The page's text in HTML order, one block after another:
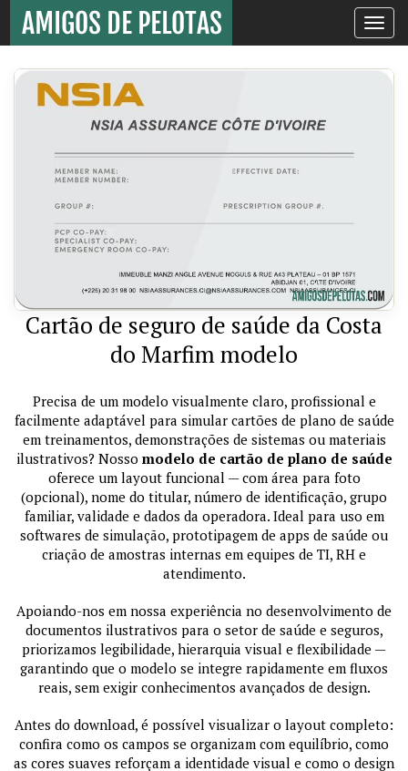
Toggle
Cartão de seguro de saúde da Costa
do Marfim modelo
Precisa de um modelo visualmente claro, profissional e
facilmente adaptável para simular cartões de plano de saúde
em treinamentos, demonstrações de sistemas ou materiais
ilustrativos? Nosso modelo de cartão de plano de saúde
oferece um layout funcional — com área para foto
(opcional), nome do titular, número de identificação, grupo
familiar, validade e dados da operadora. Ideal para uso em
softwares de simulação, prototipagem de apps de saúde ou
criação de amostras internas em equipes de TI, RH e
atendimento.
Apoiando-nos em nossa experiência no desenvolvimento de
documentos ilustrativos para o setor de saúde e seguros,
priorizamos legibilidade, hierarquia visual e flexibilidade —
garantindo que o modelo se integre rapidamente em fluxos
reais, sem exigir conhecimentos avançados de design.
Antes do download, é possível visualizar o layout completo:
confira como os campos se organizam com equilíbrio, como
as cores suaves reforçam a identidade visual e como o design